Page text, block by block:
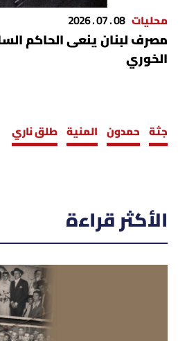
محليات 08 . 07 . 2026
مصرف لبنان ينعى الحاكم
الخوري
جثة حمدون المنية طلق ناري
الأكثر قراءة